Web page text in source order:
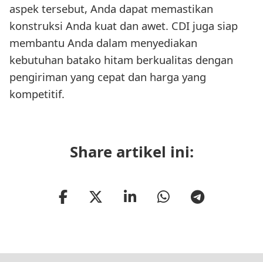
aspek tersebut, Anda dapat memastikan
konstruksi Anda kuat dan awet. CDI juga siap
membantu Anda dalam menyediakan
kebutuhan batako hitam berkualitas dengan
pengiriman yang cepat dan harga yang
kompetitif.
Share artikel ini: